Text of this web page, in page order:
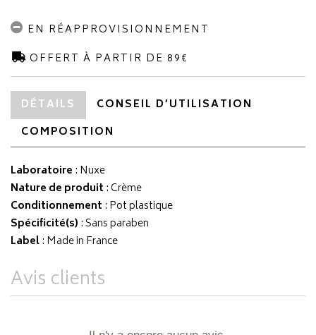
EN RÉAPPROVISIONNEMENT
OFFERT À PARTIR DE 89€
DÉTAILS
CONSEIL D’UTILISATION
COMPOSITION
Laboratoire : Nuxe
Nature de produit : Crème
Conditionnement : Pot plastique
Spécificité(s) : Sans paraben
Label: Made in France
Avis clients